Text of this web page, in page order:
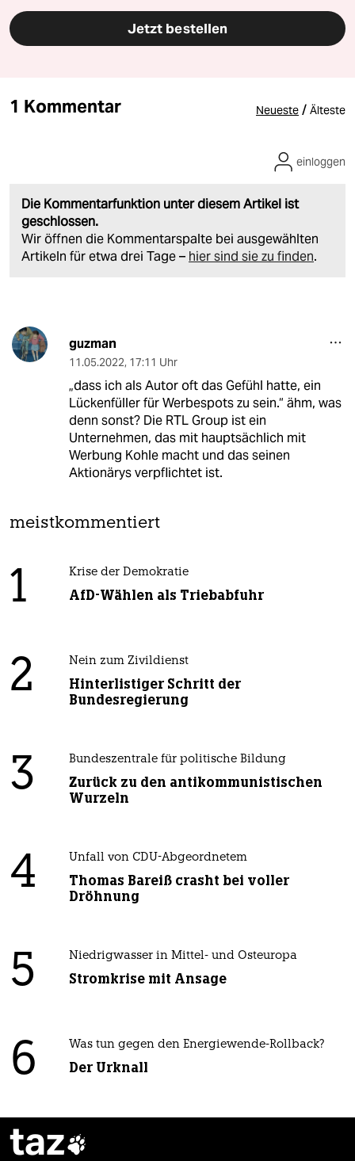
Jetzt bestellen
1 Kommentar Neueste / Älteste
Die Kommentarfunktion unter diesem Artikel ist
geschlossen.
Wir öffnen die Kommentarspalte bei ausgewählten
Artikeln für etwa drei Tage – hier sind sie zu finden.
einloggen
guzman
11.05.2022, 17:11 Uhr
„dass ich als Autor oft das Gefühl hatte, ein
Lückenfüller für Werbespots zu sein.“ ähm, was
denn sonst? Die RTL Group ist ein
Unternehmen, das mit hauptsächlich mit
Werbung Kohle macht und das seinen
Aktionärys verpflichtet ist.
meistkommentiert
1 Krise der Demokratie
AfD-Wählen als Triebabfuhr
2 Nein zum Zivildienst
Hinterlistiger Schritt der
Bundesregierung
3 Bundeszentrale für politische Bildung
Zurück zu den antikommunistischen
Wurzeln
4 Unfall von CDU-Abgeordnetem
Thomas Bareiß crasht bei voller
Dröhnung
5 Niedrigwasser in Mittel- und Osteuropa
Stromkrise mit Ansage
6 Was tun gegen den Energiewende-Rollback?
Der Urknall
taz